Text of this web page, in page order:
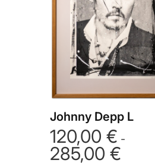
Johnny Depp L
120,00 € -
285,00 €